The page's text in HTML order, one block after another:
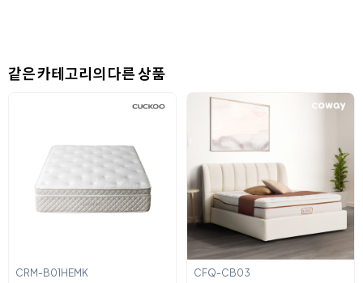
같은 카테고리의 다른 상품
CRM-B01HEMK
CFQ-CB03